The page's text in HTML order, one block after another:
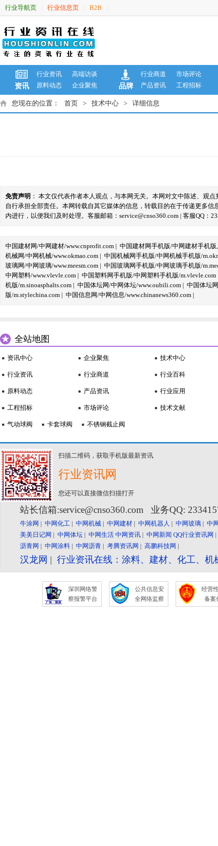
行业导航页 行业信息页 B2B
资讯
行业资讯
高端访谈
原料动态
企业聚焦 品牌
行业商道
市场评论
产品资讯
工程招标
您现在的位置： 首页 > 技术中心 > 详细信息
免责声明 ： 本文仅代表作者本人观点，与本网无关。本网对文中陈述、观
自行承担全部责任。本网转载自其它媒体的信息，转载目的在于传递更多
内进行，以便我们及时处理。客服邮箱：service@cnso360.com | 客服QQ：
中国建材网/中网建材/www.cnprofit.com | 中国建材网手机版/中网建材手机版
机械网/中网机械/www.okmao.com | 中国机械网手机版/中网机械手机版/
玻璃网/中网玻璃/www.meesm.com | 中国玻璃网手机版/中网玻璃手机版/
中网塑料/www.vlevle.com | 中国塑料网手机版/中网塑料手机版/m.vlevle.com
机版/m.sinoasphalts.com | 中国体坛网/中网体坛/www.oubili.com | 中国体坛
版/m.stylechina.com | 中国信息网/中网信息/www.chinanews360.com |
全站地图
资讯中心
行业资讯
原料动态
工程招标
企业聚焦
行业商道
产品资讯
市场评论
技术中心
行业百科
行业应用
技术文献
气动球阀 卡套球阀 不锈钢截止阀
扫描二维码，获取手机版最新资讯
行业资讯网
您还可以直接微信扫描打开
站长信箱:service@cnso360.com 业务QQ:
牛涂网 | 中网化工 | 中网机械 | 中网建材 | 中网机器人 | 中网玻璃 | 中
美美日记网 | 中网体坛 | 中网生活 中网资讯 | 中网新闻 QQ行业资讯网
沥青网 | 中网涂料 | 中网沥青 | 考腾资讯网 | 高鹏科技网 |
汉龙网 | 行业资讯在线：涂料、建材、化工、
深圳网络警
察报警平台
公共信息安
全网络监察
经营
备案